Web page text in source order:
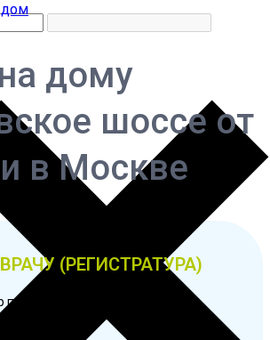
дом
дому
шоссе от
в Москве
(РЕГИСТРАТУРА)
в течение 3 минут и
приема.